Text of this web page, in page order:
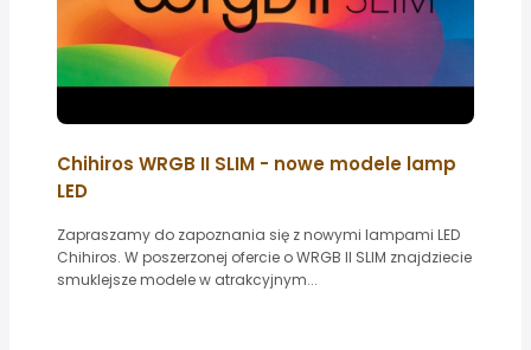
Chihiros WRGB II SLIM - nowe modele lamp
LED
Zapraszamy do zapoznania się z nowymi lampami LED
Chihiros. W poszerzonej ofercie o WRGB II SLIM znajdziecie
smuklejsze modele w atrakcyjnym...